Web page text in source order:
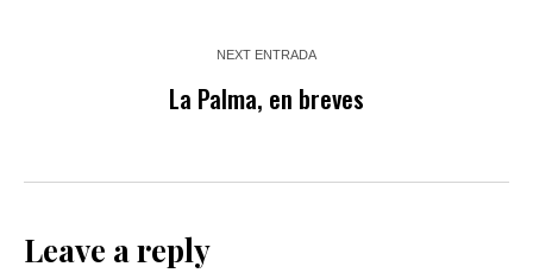
NEXT ENTRADA
La Palma, en breves
Leave a reply